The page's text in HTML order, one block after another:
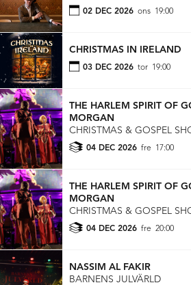
02 DEC 2026 ons 19:00
CHRISTMAS IN IRELAND
03 DEC 2026 tor 19:00
THE HARLEM SPIRIT OF
MORGAN
CHRISTMAS & GOSPEL
04 DEC 2026 fre 17:00
THE HARLEM SPIRIT OF
MORGAN
CHRISTMAS & GOSPEL
04 DEC 2026 fre 20:00
NASSIM AL FAKIR
BARNENS JULVÄRLD